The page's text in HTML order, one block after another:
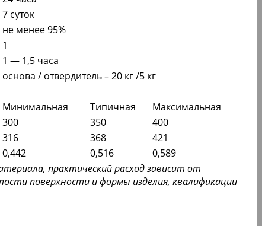
7 суток
не менее 95%
1
1 — 1,5 часа
основа / отвердитель – 20 кг /5 кг
Минимальная Типичная
Максимальная
300 350
400
316 368
421
0,442 0,516
0,589
практический расход зависит от
поверхности и формы изделия, квалификации